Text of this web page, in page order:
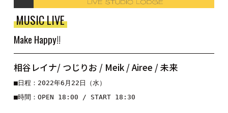
MUSIC LIVE
Make Happy!!
相谷レイナ/ つじりお / Meik / Airee / 未来
■日程：2022年6月22日（水）
■時間：OPEN 18:00 / START 18:30